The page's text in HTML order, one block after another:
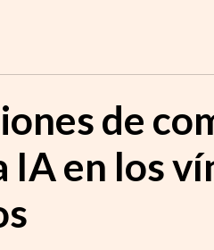
de
IA en los